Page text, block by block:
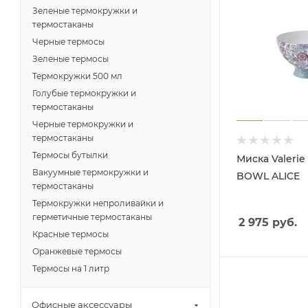
Миска
BOWL ALICE
2 975 руб.
Зеленые термокружки и
термостаканы
Черные термосы
Зеленые термосы
Термокружки 500 мл
Голубые термокружки и
термостаканы
Черные термокружки и
термостаканы
Термосы бутылки
Вакуумные термокружки и
термостаканы
Термокружки непроливайки и
герметичные термостаканы
Красные термосы
Оранжевые термосы
Термосы на 1 литр
Офисные аксессуары